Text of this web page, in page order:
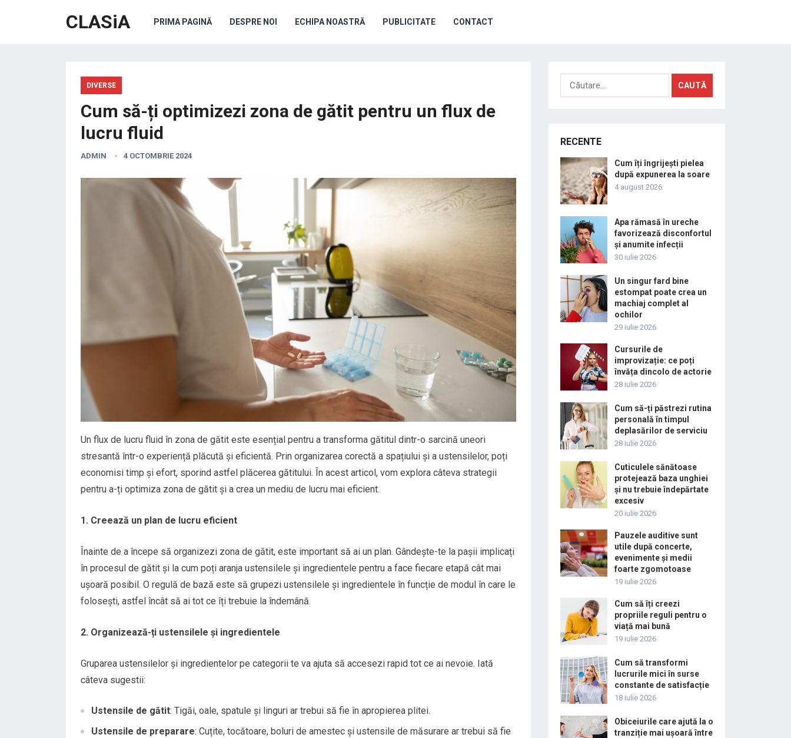
CLASiA PRIMA PAGINĂ DESPRE NOI ECHIPA NOASTRĂ PUBLICITATE CONTACT
DIVERSE
Cum să-ți optimizezi zona de gătit pentru un flux de
lucru fluid
ADMIN 4 OCTOMBRIE 2024
Un flux de lucru fluid în zona de gătit este esențial pentru a transforma gătitul dintr-o sarcină uneori
stresantă într-o experiență plăcută și eficientă. Prin organizarea corectă a spațiului și a ustensilelor, poți
economisi timp și efort, sporind astfel plăcerea gătitului. În acest articol, vom explora câteva strategii
pentru a-ți optimiza zona de gătit și a crea un mediu de lucru mai eficient.
1. Creează un plan de lucru eficient
Înainte de a începe să organizezi zona de gătit, este important să ai un plan. Gândește-te la pașii implicați
în procesul de gătit și la cum poți aranja ustensilele și ingredientele pentru a face fiecare etapă cât mai
ușoară posibil. O regulă de bază este să grupezi ustensilele și ingredientele în funcție de modul în care le
folosești, astfel încât să ai tot ce îți trebuie la îndemână.
2. Organizează-ți ustensilele și ingredientele
Gruparea ustensilelor și ingredientelor pe categorii te va ajuta să accesezi rapid tot ce ai nevoie. Iată
câteva sugestii:
Ustensile de gătit: Tigăi, oale, spatule și linguri ar trebui să fie în apropierea plitei.
Ustensile de preparare: Cuțite, tocătoare, boluri de amestec și ustensile de măsurare ar trebui să fie
Caută
după:
RECENTE
Cum îți îngrijești pielea
după expunerea la soare
4 august 2026
Apa rămasă în ureche
favorizează disconfortul
și anumite infecții
30 iulie 2026
Un singur fard bine
estompat poate crea un
machiaj complet al
ochilor
29 iulie 2026
Cursurile de
improvizație: ce poți
învăța dincolo de actorie
28 iulie 2026
Cum să-ți păstrezi rutina
personală în timpul
deplasărilor de serviciu
28 iulie 2026
Cuticulele sănătoase
protejează baza unghiei
și nu trebuie îndepărtate
excesiv
20 iulie 2026
Pauzele auditive sunt
utile după concerte,
evenimente și medii
foarte zgomotoase
19 iulie 2026
Cum să îți creezi
propriile reguli pentru o
viață mai bună
19 iulie 2026
Cum să transformi
lucrurile mici în surse
constante de satisfacție
18 iulie 2026
Obiceiurile care ajută la o
tranziție mai ușoară între